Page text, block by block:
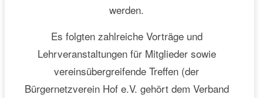
werden.
Es folgten zahlreiche Vorträge und
Lehrveranstaltungen für Mitglieder sowie
vereinsübergreifende Treffen (der
Bürgernetzverein Hof e.V. gehört dem Verband